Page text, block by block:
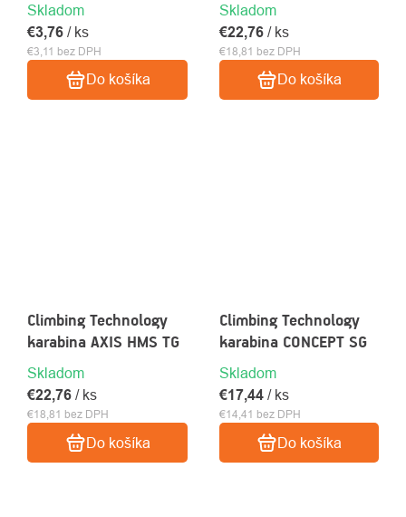
Skladom
€3,11 bez DPH
€3,76 / ks
Do košíka
Skladom
€18,81 bez DPH
€22,76 / ks
Do košíka
Climbing Technology
karabina AXIS HMS TG
Skladom
€18,81 bez DPH
€22,76 / ks
Do košíka
Climbing Technology
karabina CONCEPT SG
Skladom
€14,41 bez DPH
€17,44 / ks
Do košíka